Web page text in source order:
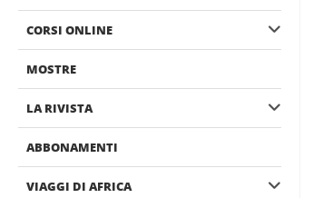
CORSI ONLINE
MOSTRE
LA RIVISTA
ABBONAMENTI
VIAGGI DI AFRICA